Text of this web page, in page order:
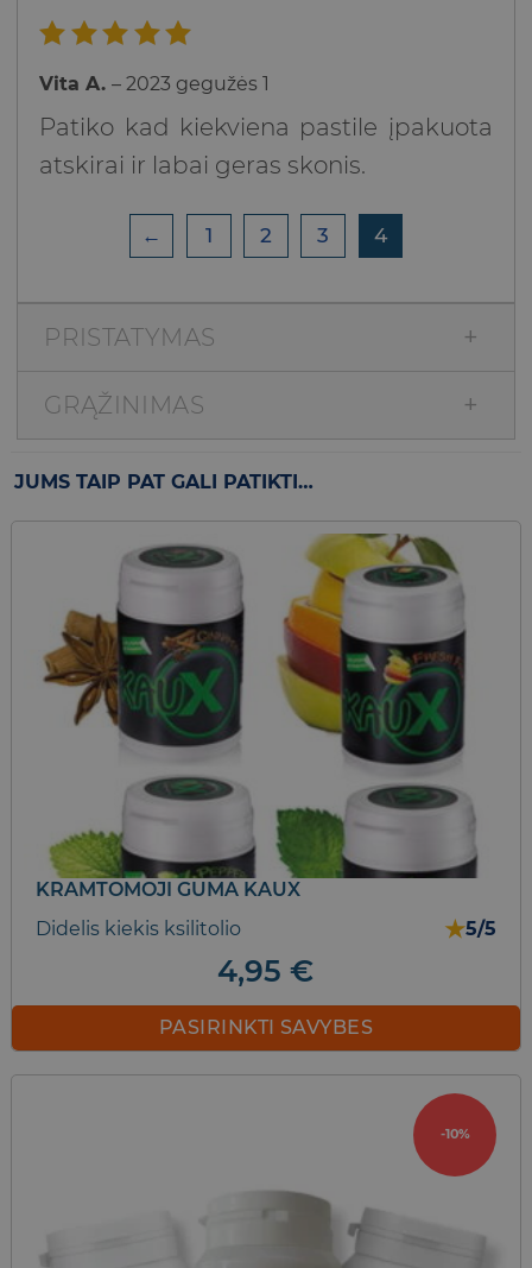
Įvertinimas:
5iš 5
Vita A.– 2023 gegužės 1
Patiko kad kiekviena pastile įpakuota
atskirai ir labai geras skonis.
← 1 2 3 4
PRISTATYMAS
GRĄŽINIMAS
JUMS TAIP PAT GALI PATIKTI…
KRAMTOMOJI GUMA KAUX
Didelis kiekis ksilitolio
★5/5
4,95€
PASIRINKTI SAVYBES
-10%